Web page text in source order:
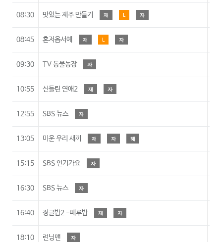
08:30 맛있는 제주 만들기 재 L 자
08:45 혼저옵서예 재 L 자
09:30 TV 동물농장 자
10:55 신들린 연애2 재 자
12:55 SBS 뉴스 자
13:05 미운 우리 새끼 재 자 해
15:15 SBS 인기가요 자
16:30 SBS 뉴스 자
16:40 정글밥2 -페루밥 재 자
18:10 런닝맨 자